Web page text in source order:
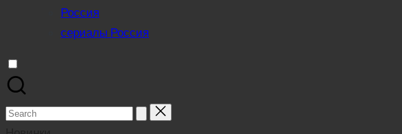
Россия
сериалы Россия
Search